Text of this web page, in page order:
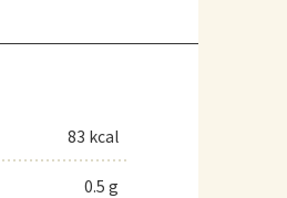
83 kcal
0.5 g